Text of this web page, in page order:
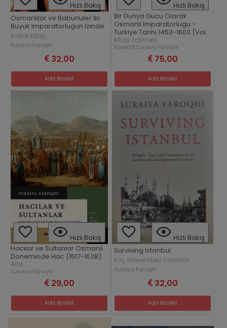
Hızlı Bakış
Osmanlilar ve Baburluler Iki
Buyuk Imparatorlugun Izinde
Kronik Kitap
Suraiya Faroqhi
32,00
Add Basket
Hızlı Bakış
Bir Dunya Gucu Olarak
Osmanli Imparatorlugu -
Turkiye Tarihi 1453-1603 (Vol.
2)
Kitap Yayınevi
Kolektif,Suraiya Faroqhi
75,00
Add Basket
Hızlı Bakış
Hacilar ve Sultanlar Osmanli
Doneminde Hac (1517-1638)
Alfa
Suraiya Faroqhi
29,00
Add Basket
Hızlı Bakış
Surviving Istanbul
Koç Universitesi Yayınları
Suraiya Faroqhi
32,00
Add Basket